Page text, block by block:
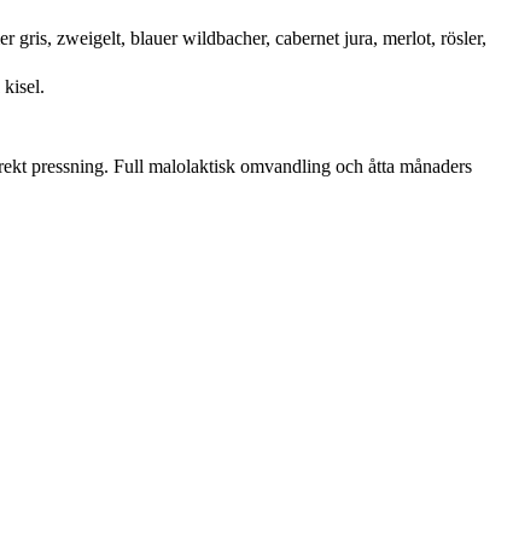
gris, zweigelt, blauer wildbacher, cabernet jura, merlot, rösler,
pressning. Full malolaktisk omvandling och åtta månaders